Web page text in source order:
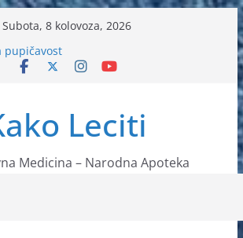
Subota, 8 kolovoza, 2026
pupičavost
želucu – Liječenje prirodnim metodama
bubrežnog kamenca uz pomoć čaja
Leciti
Medicina – Narodna Apoteka